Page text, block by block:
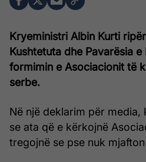
Kryeministri Albin Kurti
Kushtetuta dhe Pavarësia
formimin e Asociacionit të
serbe.
Në një deklarim për media,
se ata që e kërkojnë
tregojnë se pse nuk